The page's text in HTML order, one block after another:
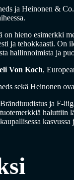
ja Heinonen &
on hieno esimerkki
ja tehokkaasti. On
hallinnoimista ja
Von Koch,
sekä Heinonen
Brändiuudistus ja F-
tuotemerkkiä haluttiin
kaupallisessa